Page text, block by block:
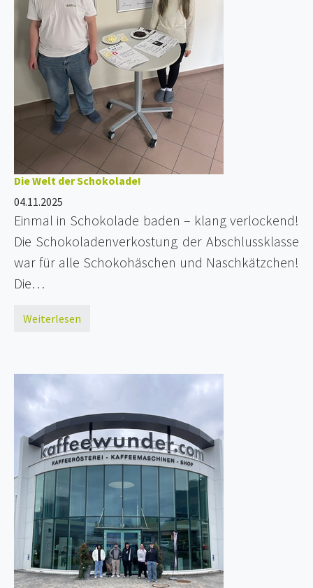
Die Welt der Schokolade!
04.11.2025
Einmal in Schokolade baden – klang verlockend!
Die Schokoladenverkostung der Abschlussklasse
war für alle Schokohäschen und Naschkätzchen!
Die…
Weiterlesen